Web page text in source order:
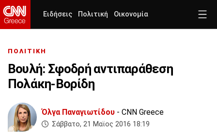
Ειδήσεις Πολιτική Οικονομία
ΠΟΛΙΤΙΚΗ
Βουλή: Σφοδρή αντιπαράθεση
Πολάκη-Βορίδη
Όλγα Παναγιωτίδου - CNN Greece
Σάββατο, 21 Μαϊος 2016 18:19